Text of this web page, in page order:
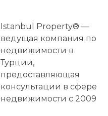
Istanbul Property® —
ведущая компания по
недвижимости в
Турции,
предоставляющая
консультации в сфере
недвижимости с 2009